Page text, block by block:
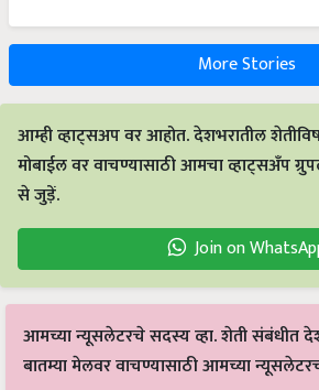
More Stories
आम्ही व्हाट्सअप वर आहोत. देशभरातील
मोबाईल वर वाचण्यासाठी आमचा व्हाट्सअँप
से जुड़ें.
Join on
आमच्या न्यूसलेटरचे सदस्य व्हा. शेती संबंधीत
बातम्या मेलवर वाचण्यासाठी आमच्या